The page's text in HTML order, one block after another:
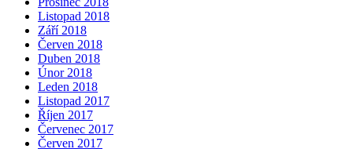
Listopad 2018
Září 2018
Červen 2018
Duben 2018
Únor 2018
Leden 2018
Listopad 2017
Říjen 2017
Červenec 2017
Červen 2017